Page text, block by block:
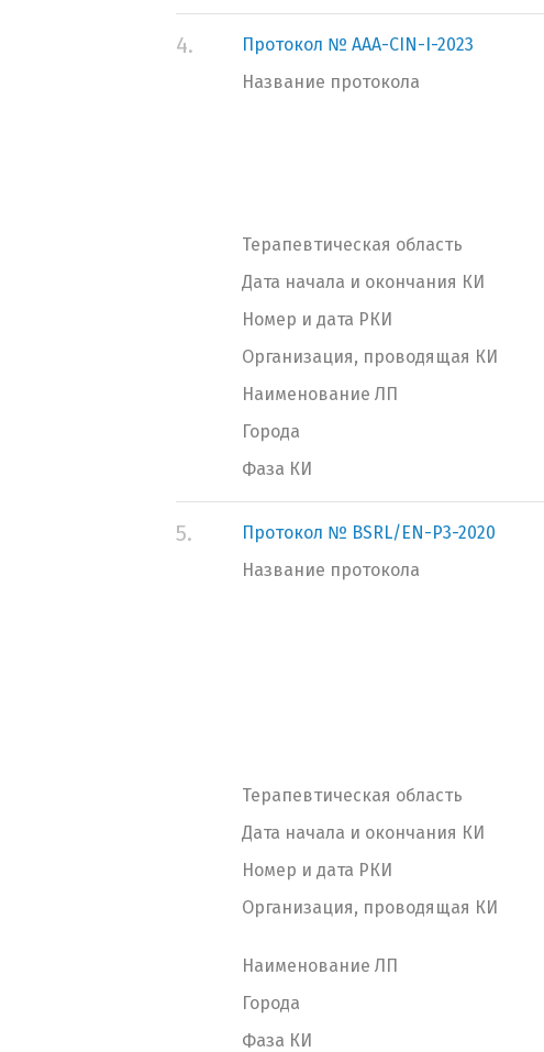
4.
Протокол № AAA-CIN-I-2023
Название протокола
Терапевтическая область
Дата начала и окончания КИ
Номер и дата РКИ
Организация, проводящая КИ
Наименование ЛП
Города
Фаза КИ
5.
Протокол № BSRL/EN-P3-2020
Название протокола
Терапевтическая область
Дата начала и окончания КИ
Номер и дата РКИ
Организация, проводящая КИ
Наименование ЛП
Города
Фаза КИ